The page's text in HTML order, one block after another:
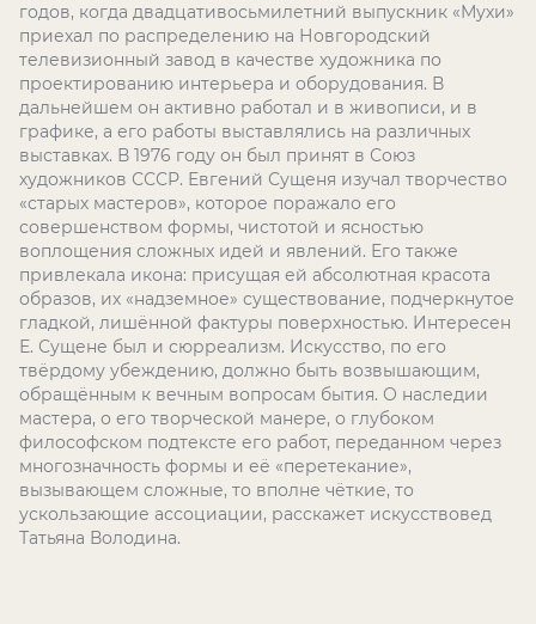
годов, когда двадцативосьмилетний выпускник «Мухи»
приехал по распределению на Новгородский
телевизионный завод в качестве художника по
проектированию интерьера и оборудования. В
дальнейшем он активно работал и в живописи, и в
графике, а его работы выставлялись на различных
выставках. В 1976 году он был принят в Союз
художников СССР. Евгений Сущеня изучал творчество
«старых мастеров», которое поражало его
совершенством формы, чистотой и ясностью
воплощения сложных идей и явлений. Его также
привлекала икона: присущая ей абсолютная красота
образов, их «надземное» существование, подчеркнутое
гладкой, лишённой фактуры поверхностью. Интересен
Е. Сущене был и сюрреализм. Искусство, по его
твёрдому убеждению, должно быть возвышающим,
обращённым к вечным вопросам бытия. О наследии
мастера, о его творческой манере, о глубоком
философском подтексте его работ, переданном через
многозначность формы и её «перетекание»,
вызывающем сложные, то вполне чёткие, то
ускользающие ассоциации, расскажет искусствовед
Татьяна Володина.